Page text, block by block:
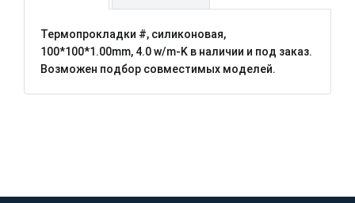
Термопрокладки #, силиконовая,
100*100*1.00mm, 4.0 w/m-K в наличии и под заказ.
Возможен подбор совместимых моделей.